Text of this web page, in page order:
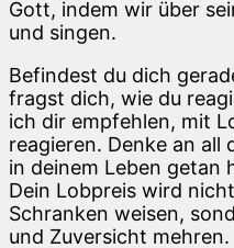
Gott, indem wir über
und singen.
Befindest du dich
fragst dich, wie du
ich dir empfehlen, mit
reagieren. Denke an all
in deinem Leben getan
Dein Lobpreis wird
Schranken weisen,
und Zuversicht mehren.